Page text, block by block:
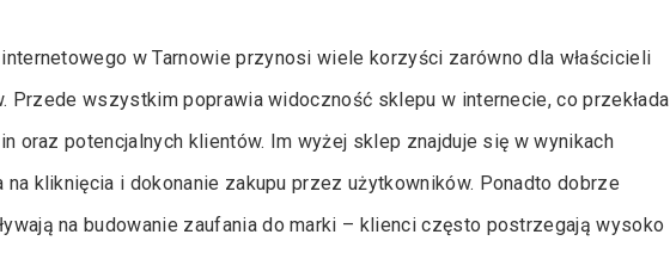
w Tarnowie przynosi wiele korzyści zarówno dla właścicieli
Przede wszystkim poprawia widoczność sklepu w internecie, co przekłada
oraz potencjalnych klientów. Im wyżej sklep znajduje się w wynikach
kliknięcia i dokonanie zakupu przez użytkowników. Ponadto dobrze
na budowanie zaufania do marki – klienci często postrzegają wysoko